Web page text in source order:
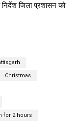
जिला प्रशासन को
Christmas
for 2 hours